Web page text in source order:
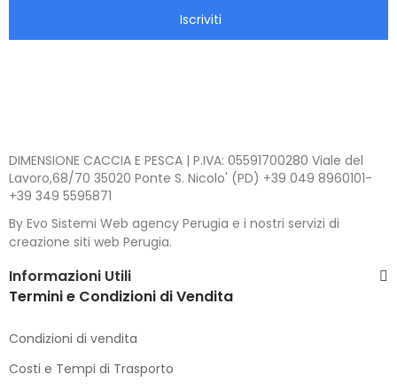
Iscriviti
DIMENSIONE CACCIA E PESCA | P.IVA: 05591700280 Viale del
Lavoro,68/70 35020 Ponte S. Nicolo' (PD) +39 049 8960101-
+39 349 5595871
By Evo Sistemi Web agency Perugia e i nostri servizi di
creazione siti web Perugia.
Informazioni Utili
Termini e Condizioni di Vendita
Condizioni di vendita
Costi e Tempi di Trasporto